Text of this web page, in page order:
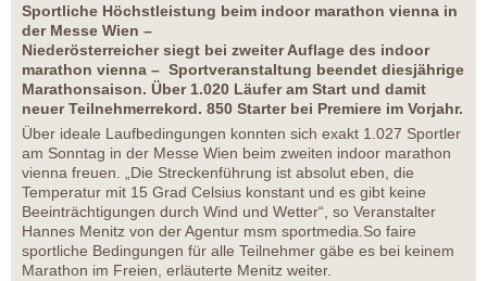
Sportliche Höchstleistung beim indoor marathon vienna in
der Messe Wien –
Niederösterreicher siegt bei zweiter Auflage des indoor
marathon vienna – Sportveranstaltung beendet diesjährige
Marathonsaison. Über 1.020 Läufer am Start und damit
neuer Teilnehmerrekord. 850 Starter bei Premiere im Vorjahr.
Über ideale Laufbedingungen konnten sich exakt 1.027 Sportler
am Sonntag in der Messe Wien beim zweiten indoor marathon
vienna freuen. „Die Streckenführung ist absolut eben, die
Temperatur mit 15 Grad Celsius konstant und es gibt keine
Beeinträchtigungen durch Wind und Wetter“, so Veranstalter
Hannes Menitz von der Agentur msm sportmedia.So faire
sportliche Bedingungen für alle Teilnehmer gäbe es bei keinem
Marathon im Freien, erläuterte Menitz weiter.